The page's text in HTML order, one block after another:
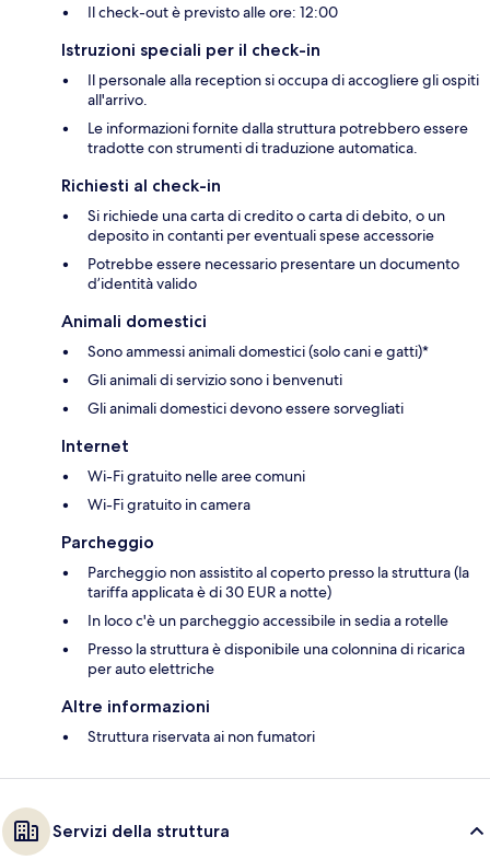
Il check-out è previsto alle ore: 12:00
Istruzioni speciali per il check-in
Il personale alla reception si occupa di accogliere gli ospiti
all'arrivo.
Le informazioni fornite dalla struttura potrebbero essere
tradotte con strumenti di traduzione automatica.
Richiesti al check-in
Si richiede una carta di credito o carta di debito, o un
deposito in contanti per eventuali spese accessorie
Potrebbe essere necessario presentare un documento
d’identità valido
Animali domestici
Sono ammessi animali domestici (solo cani e gatti)*
Gli animali di servizio sono i benvenuti
Gli animali domestici devono essere sorvegliati
Internet
Wi-Fi gratuito nelle aree comuni
Wi-Fi gratuito in camera
Parcheggio
Parcheggio non assistito al coperto presso la struttura (la
tariffa applicata è di 30 EUR a notte)
In loco c'è un parcheggio accessibile in sedia a rotelle
Presso la struttura è disponibile una colonnina di ricarica
per auto elettriche
Altre informazioni
Struttura riservata ai non fumatori
Servizi della struttura